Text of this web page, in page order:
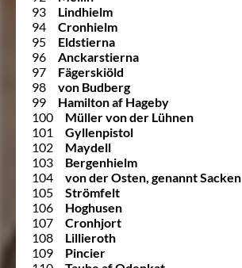
93
Lindhielm
94
Cronhielm
95
Eldstierna
96
Anckarstierna
97
Fägerskiöld
98
von Budberg
99
Hamilton af Hageby
100
Müller von der Lühnen
101
Gyllenpistol
102
Maydell
103
Bergenhielm
104
von der Osten, genannt Sacken
105
Strömfelt
106
Hoghusen
107
Cronhjort
108
Lillieroth
109
Pincier